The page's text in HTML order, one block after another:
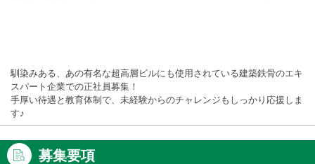
馴染みある、あの有名な超高層ビルにも使用されている建築鉄骨のエキ
スパート企業での正社員募集！
手厚い待遇と教育体制で、未経験からのチャレンジもしっかり応援しま
す♪
募集要項